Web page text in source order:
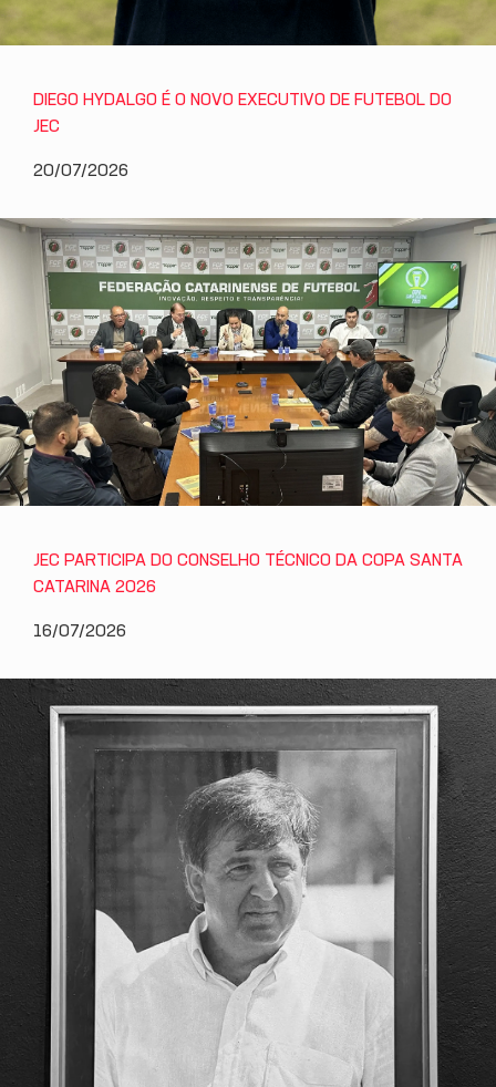
DIEGO HYDALGO É O NOVO EXECUTIVO DE FUTEBOL DO
JEC
20/07/2026
JEC PARTICIPA DO CONSELHO TÉCNICO DA COPA SANTA
CATARINA 2026
16/07/2026